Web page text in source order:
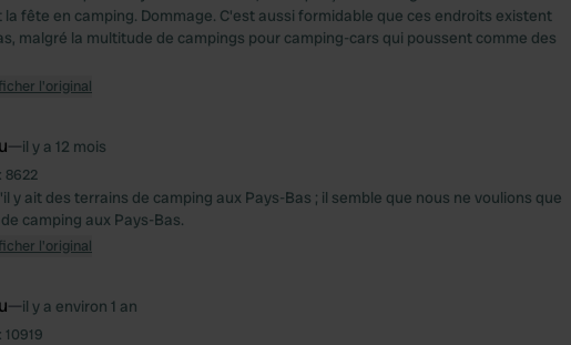
la fête en camping. Dommage. C'est aussi formidable que ces endroits existent
malgré la multitude de campings pour camping-cars qui poussent comme des
l'original
—il y a 12 mois
8622
y ait des terrains de camping aux Pays-Bas ; il semble que nous ne voulions que
camping aux Pays-Bas.
l'original
—il y a environ 1 an
10919